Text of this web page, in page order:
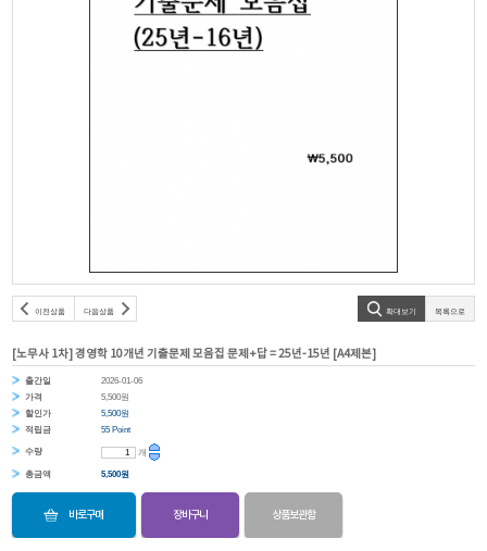
이전상품 다음상품 확대보기 목록으로
[노무사 1차] 경영학 10개년 기출문제 모음집 문제+답 = 25년-15년 [A4제본]
출간일
2026-01-06
가격
5,500원
할인가
5,500원
적립금
55 Point
수량 개
총금액 5,500원
바로구매 장바구니 상품보관함